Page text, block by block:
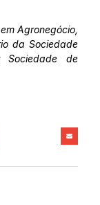
Agronegócio,
da Sociedade
Sociedade de